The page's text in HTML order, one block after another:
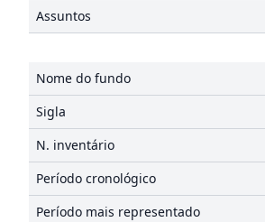
Assuntos
Nome do fundo
Sigla
N. inventário
Período cronológico
Período mais representado